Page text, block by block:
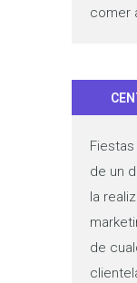
comer
de un
la
de